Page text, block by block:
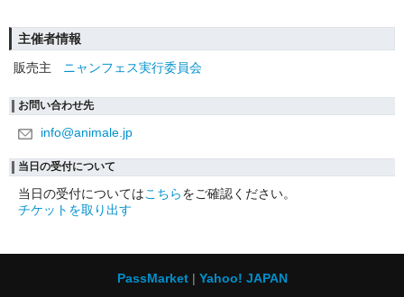
主催者情報
販売主
ニャンフェス実行委員会
お問い合わせ先
info@animale.jp
当日の受付について
当日の受付についてはこちらをご確認ください。
チケットを取り出す
PassMarket Yahoo! JAPAN